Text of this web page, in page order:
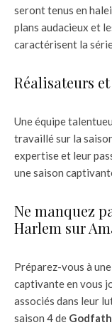
seront tenus en
plans audacieux et
caractérisent la
Réalisateurs
Une équipe
travaillé sur la
expertise et leur
une saison
Ne manquez
Harlem sur
Préparez-vous à
captivante en vous
associés dans leur
saison 4 de